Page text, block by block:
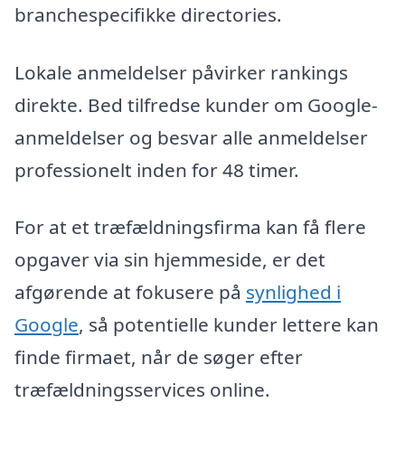
branchespecifikke directories.
Lokale anmeldelser påvirker rankings
direkte. Bed tilfredse kunder om Google-
anmeldelser og besvar alle anmeldelser
professionelt inden for 48 timer.
For at et træfældningsfirma kan få flere
opgaver via sin hjemmeside, er det
afgørende at fokusere på synlighed i
Google, så potentielle kunder lettere kan
finde firmaet, når de søger efter
træfældningsservices online.